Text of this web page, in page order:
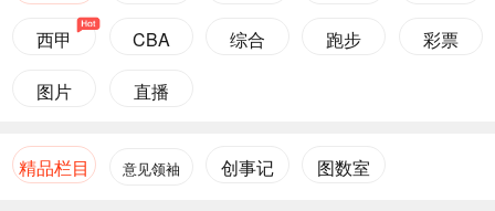
西甲 CBA 综合 跑步 彩票
图片 直播
精品栏目 意见领袖 创事记 图数室